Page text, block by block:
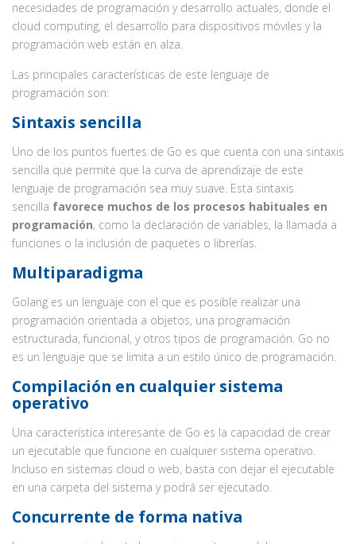
necesidades de programación y desarrollo actuales, donde el
cloud computing, el desarrollo para dispositivos móviles y la
programación web están en alza.
Las principales características de este lenguaje de
programación son:
Sintaxis sencilla
Uno de los puntos fuertes de Go es que cuenta con una sintaxis
sencilla que permite que la curva de aprendizaje de este
lenguaje de programación sea muy suave. Esta sintaxis
sencilla favorece muchos de los procesos habituales en
programación, como la declaración de variables, la llamada a
funciones o la inclusión de paquetes o librerías.
Multiparadigma
Golang es un lenguaje con el que es posible realizar una
programación orientada a objetos, una programación
estructurada, funcional, y otros tipos de programación. Go no
es un lenguaje que se limita a un estilo único de programación.
Compilación en cualquier sistema
operativo
Una característica interesante de Go es la capacidad de crear
un ejecutable que funcione en cualquier sistema operativo.
Incluso en sistemas cloud o web, basta con dejar el ejecutable
en una carpeta del sistema y podrá ser ejecutado.
Concurrente de forma nativa